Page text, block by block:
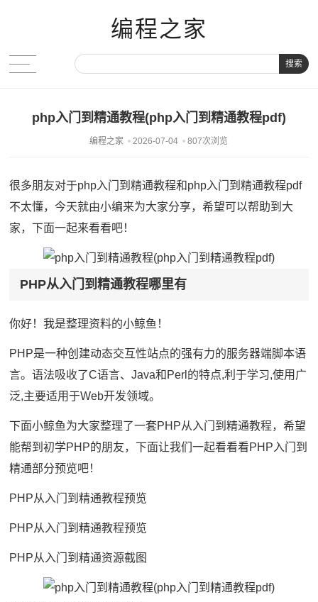
编程之家
搜索
php入门到精通教程(php入门到精通教程pdf)
编程之家 2026-07-04 807次浏览
很多朋友对于php入门到精通教程和php入门到精通教程pdf
不太懂，今天就由小编来为大家分享，希望可以帮助到大
家，下面一起来看看吧！
PHP从入门到精通教程哪里有
你好！我是整理资料的小鲸鱼！
PHP是一种创建动态交互性站点的强有力的服务器端脚本语
言。语法吸收了C语言、Java和Perl的特点,利于学习,使用广
泛,主要适用于Web开发领域。
下面小鲸鱼为大家整理了一套PHP从入门到精通教程，希望
能帮到初学PHP的朋友，下面让我们一起看看看PHP入门到
精通部分预览吧！
PHP从入门到精通教程预览
PHP从入门到精通教程预览
PHP从入门到精通资源截图